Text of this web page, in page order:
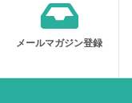
メールマガジン登録